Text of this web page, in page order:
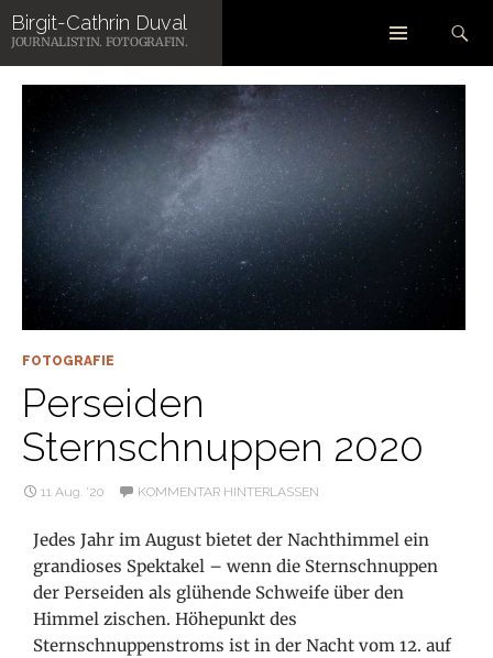
Zum
Inhalt
springen
Suchen
SCHLAGWORT-ARCHIV: ASTRONOMIE
FOTOGRAFIE
Perseiden
Sternschnuppen 2020
11 Aug. ’20 KOMMENTAR HINTERLASSEN
Jedes Jahr im August bietet der Nachthimmel ein
grandioses Spektakel – wenn die Sternschnuppen
der Perseiden als glühende Schweife über den
Himmel zischen. Höhepunkt des
Sternschnuppenstroms ist in der Nacht vom 12. auf
Birgit-Cathrin Duval
JOURNALISTIN. FOTOGRAFIN.